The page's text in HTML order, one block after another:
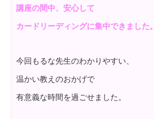
講座の間中、安心して
カードリーディングに集中できました。
今回もるな先生のわかりやすい、
温かい教えのおかげで
有意義な時間を過ごせました。